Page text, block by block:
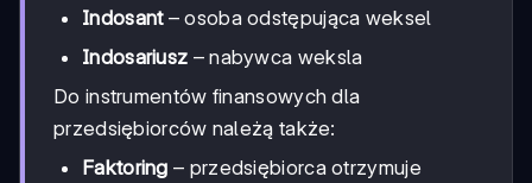
Indosant– osoba odstępująca weksel
Indosariusz – nabywca weksla
Do instrumentów finansowych dla
przedsiębiorców należą także:
Faktoring – przedsiębiorca otrzymuje